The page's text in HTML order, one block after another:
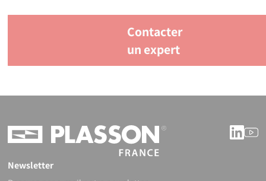
Contacter
un expert
Newsletter